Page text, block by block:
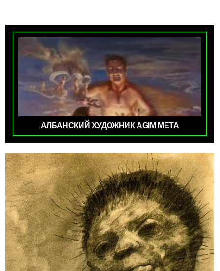
АЛБАНСКИЙ ХУДОЖНИК AGIM META